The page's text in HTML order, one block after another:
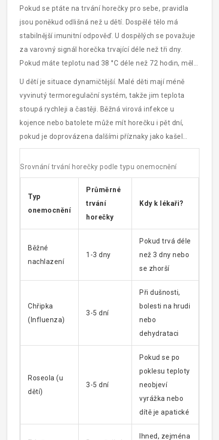
Pokud se ptáte na trvání horečky pro sebe, pravidla
jsou poněkud odlišná než u dětí. Dospělé tělo má
stabilnější imunitní odpověď. U dospělých se považuje
za varovný signál horečka trvající déle než tři dny.
Pokud máte teplotu nad 38 °C déle než 72 hodin, měli
byste navštívit praktického lékaře. Dlouhodobější
horečka u dospělého může naznačovat chronickou
infekci, zánětlivé onemocnění nebo jiné systémové
problémy, které vyžadují laboratorní vyšetření.
U dětí je situace dynamičtější. Malé děti mají méně
vyvinutý termoregulační systém, takže jim teplota
stoupá rychleji a častěji. Běžná virová infekce u
kojence nebo batolete může mít horečku i pět dní,
pokud je doprovázena dalšími příznaky jako kašel
nebo rýma a dítě se jinak cítí relativně dobře (pije,
hraje si, reaguje). Klíčovým ukazatelem není pouze
délka trvání, ale celkový stav dítěte. Aktivní dítě s
horečkou je často lepší prognózou než letargické dítě
s mírně zvýšenou teplotou.
Srovnání trvání horečky podle typu onemocnění
Typ
onemocnění
Průměrné
trvání
horečky
Kdy k lékaři?
Běžné
nachlazení
1-3 dny
Pokud trvá déle
než 3 dny nebo
se zhorší
Chřipka
(Influenza)
3-5 dní
Při dušnosti,
bolesti na hrudi
nebo
dehydrataci
Roseola (u
dětí)
3-5 dní
Pokud se po
poklesu teploty
neobjeví
vyrážka nebo
dítě je apatické
Ihned, zejména